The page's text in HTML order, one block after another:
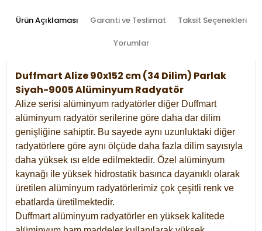
Ürün Açıklaması Garanti ve Teslimat Taksit Seçenekleri
Yorumlar
Duffmart Alize 90x152 cm (34 Dilim) Parlak
Siyah-9005 Alüminyum Radyatör
Alize serisi alüminyum radyatörler diğer Duffmart
alüminyum radyatör serilerine göre daha dar dilim
genişliğine sahiptir. Bu sayede aynı uzunluktaki diğer
radyatörlere göre aynı ölçüde daha fazla dilim sayısıyla
daha yüksek ısı elde edilmektedir. Özel alüminyum
kaynağı ile yüksek hidrostatik basınca dayanıklı olarak
üretilen alüminyum radyatörlerimiz çok çeşitli renk ve
ebatlarda üretilmektedir.
Duffmart alüminyum radyatörler en yüksek kalitede